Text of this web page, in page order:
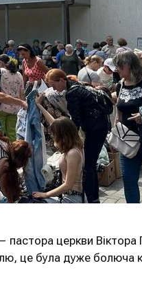
церкви
це була дуже болюча